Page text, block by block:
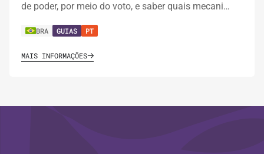
de poder, por meio do voto, e saber quais mecani…
BRA GUIAS PT
MAIS INFORMAÇÕES